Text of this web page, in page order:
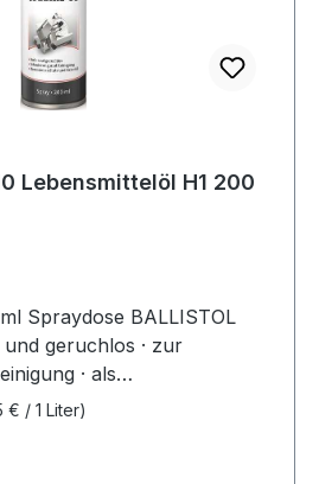
Lebensmittelöl H1 200
Spraydose BALLISTOL
geruchlos · zur
· als
Kriechöl · mit
€ / 1 Liter)